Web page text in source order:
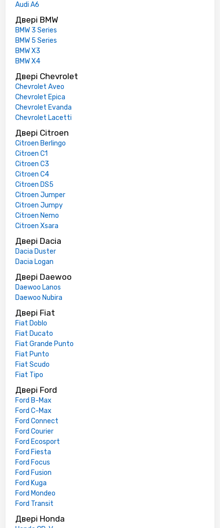
Audi A6
Двері BMW
BMW 3 Series
BMW 5 Series
BMW X3
BMW X4
Двері Chevrolet
Chevrolet Aveo
Chevrolet Epica
Chevrolet Evanda
Chevrolet Lacetti
Двері Citroen
Citroen Berlingo
Citroen C1
Citroen C3
Citroen C4
Citroen DS5
Citroen Jumper
Citroen Jumpy
Citroen Nemo
Citroen Xsara
Двері Dacia
Dacia Duster
Dacia Logan
Двері Daewoo
Daewoo Lanos
Daewoo Nubira
Двері Fiat
Fiat Doblo
Fiat Ducato
Fiat Grande Punto
Fiat Punto
Fiat Scudo
Fiat Tipo
Двері Ford
Ford B-Max
Ford C-Max
Ford Connect
Ford Courier
Ford Ecosport
Ford Fiesta
Ford Focus
Ford Fusion
Ford Kuga
Ford Mondeo
Ford Transit
Двері Honda